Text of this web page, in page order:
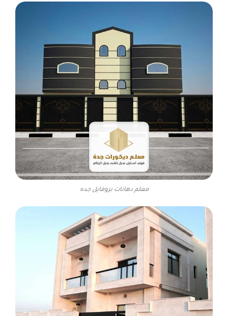
معلم دهانات بروفايل جده